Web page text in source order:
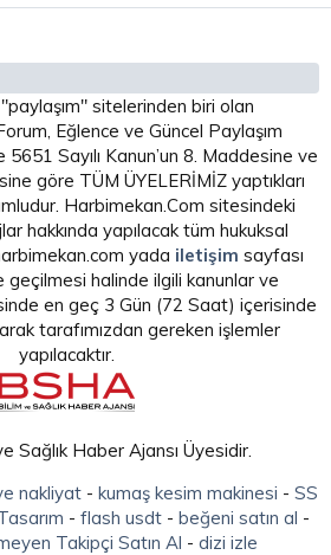
"paylaşım" sitelerinden biri olan
Eğlence ve Güncel Paylaşım
Sayılı Kanun’un 8. Maddesine ve
göre TÜM ÜYELERİMİZ yaptıkları
Harbimekan.Com sitesindeki
hakkında yapılacak tüm hukuksal
yada iletişim sayfası
geçilmesi halinde ilgili kanunlar ve
en geç 3 Gün (72 Saat) içerisinde
tarafımızdan gereken işlemler
yapılacaktır.
Sağlık Haber Ajansı Üyesidir.
nakliyat- kumaş kesim makinesi - SS
- flash usdt - beğeni satın al -
Takipçi Satın Al - dizi izle